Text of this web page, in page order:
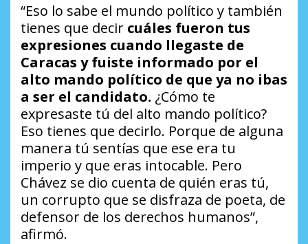
“Eso lo sabe el mundo político y también
tienes que decir cuáles fueron tus
expresiones cuando llegaste de
Caracas y fuiste informado por el
alto mando político de que ya no ibas
a ser el candidato. ¿Cómo te
expresaste tú del alto mando político?
Eso tienes que decirlo. Porque de alguna
manera tú sentías que ese era tu
imperio y que eras intocable. Pero
Chávez se dio cuenta de quién eras tú,
un corrupto que se disfraza de poeta, de
defensor de los derechos humanos”,
afirmó.